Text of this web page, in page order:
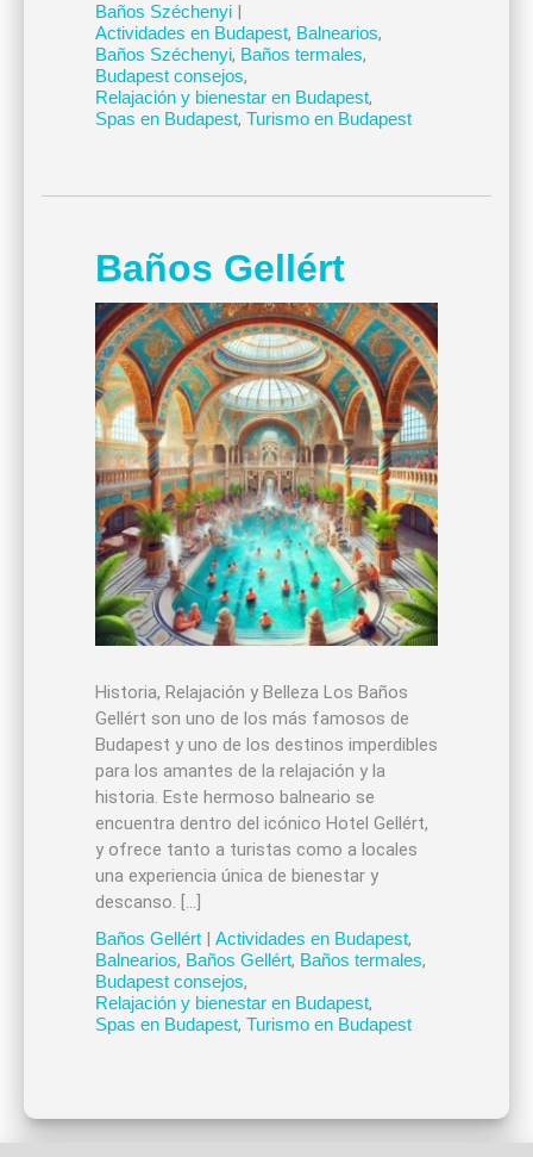
Baños Széchenyi|
Actividades en Budapest, Balnearios,
Baños Széchenyi, Baños termales,
Budapest consejos,
Relajación y bienestar en Budapest,
Spas en Budapest, Turismo en Budapest
Baños Gellért
Historia, Relajación y Belleza Los Baños
Gellért son uno de los más famosos de
Budapest y uno de los destinos imperdibles
para los amantes de la relajación y la
historia. Este hermoso balneario se
encuentra dentro del icónico Hotel Gellért,
y ofrece tanto a turistas como a locales
una experiencia única de bienestar y
descanso. […]
Baños Gellért| Actividades en Budapest,
Balnearios, Baños Gellért, Baños termales,
Budapest consejos,
Relajación y bienestar en Budapest,
Spas en Budapest, Turismo en Budapest